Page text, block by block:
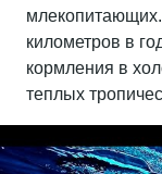
километров в
кормления в
теплых